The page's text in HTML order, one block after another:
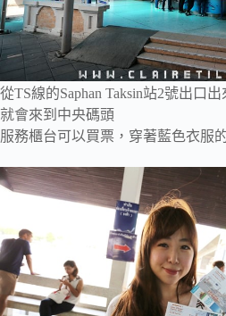
從TS線的Saphan Taksin站2號出口
就會來到中央碼頭
服務櫃台可以買票，穿著藍色衣服